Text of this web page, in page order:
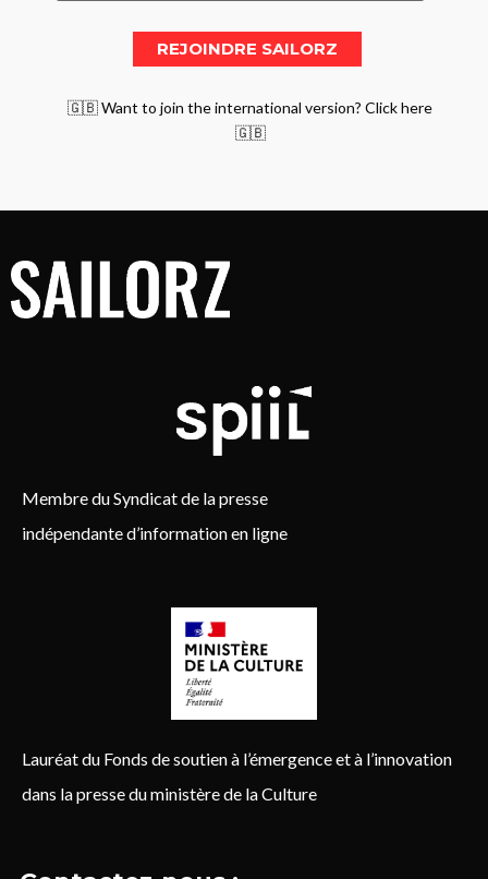
🇬🇧 Want to join the international version? Click here
🇬🇧
Membre du Syndicat de la presse
indépendante d’information en ligne
Lauréat du Fonds de soutien à l’émergence et à l’innovation
dans la presse du ministère de la Culture